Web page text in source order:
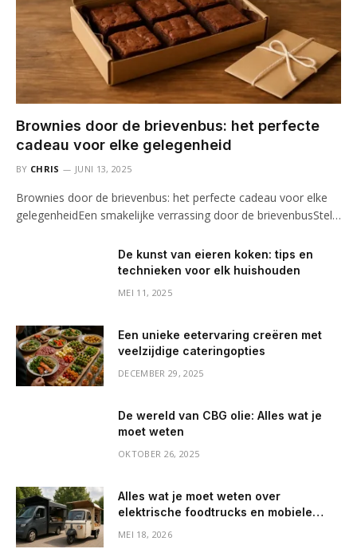
Brownies door de brievenbus: het perfecte
cadeau voor elke gelegenheid
BY CHRIS JUNI 13, 2025
Brownies door de brievenbus: het perfecte cadeau voor elke
gelegenheidEen smakelijke verrassing door de brievenbusStel…
De kunst van eieren koken: tips en
technieken voor elk huishouden
MEI 11, 2025
Een unieke eetervaring creëren met
veelzijdige cateringopties
DECEMBER 29, 2025
De wereld van CBG olie: Alles wat je
moet weten
OKTOBER 26, 2025
Alles wat je moet weten over
elektrische foodtrucks en mobiele
MEI 18, 2026